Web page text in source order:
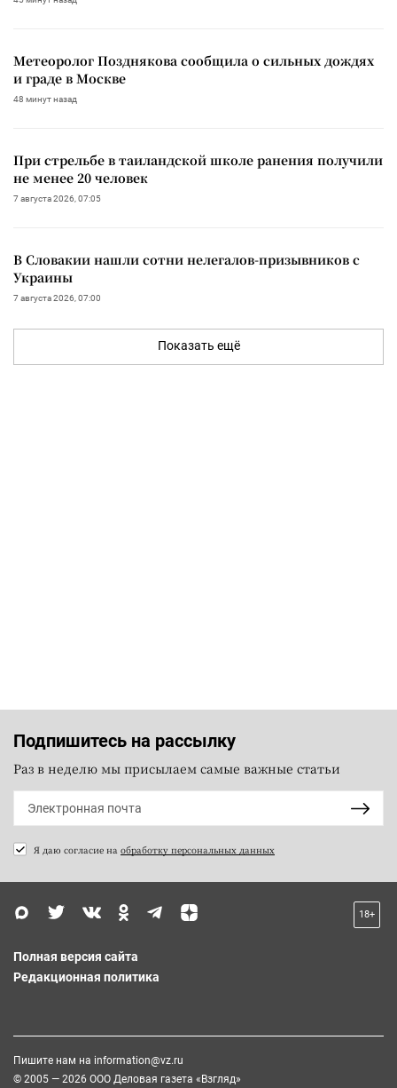
Метеоролог Позднякова сообщила о сильных дождях
и граде в Москве
48 минут назад
При стрельбе в таиландской школе ранения получили
не менее 20 человек
7 августа 2026, 07:05
В Словакии нашли сотни нелегалов-призывников с
Украины
7 августа 2026, 07:00
Показать ещё
Подпишитесь на рассылку
Раз в неделю мы присылаем самые важные статьи
Я даю согласие на обработку персональных данных
18+
Полная версия сайта
Редакционная политика
Пишите нам на information@vz.ru
© 2005 — 2026 ООО Деловая газета «Взгляд»